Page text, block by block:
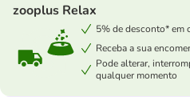
zooplus Relax
5% de desconto* em
Receba a sua
Pode alterar,
qualquer momento